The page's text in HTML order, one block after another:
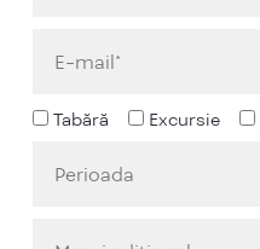
Tabără Excursie